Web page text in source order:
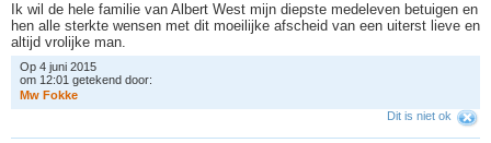
Ik wil de hele familie van Albert West mijn diepste medeleven betuigen en
hen alle sterkte wensen met dit moeilijke afscheid van een uiterst lieve en
altijd vrolijke man.
Op 4 juni 2015
om 12:01 getekend door:
Mw Fokke
Dit is niet ok